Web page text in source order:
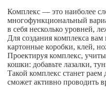
Комплекс — это наиболее
многофункциональный
в себя несколько уровней,
Для создания комплекса
картонные коробки, клей,
Проектируя комплекс,
кошки: добавьте лазалки,
Такой комплекс станет
сможет активно проводить